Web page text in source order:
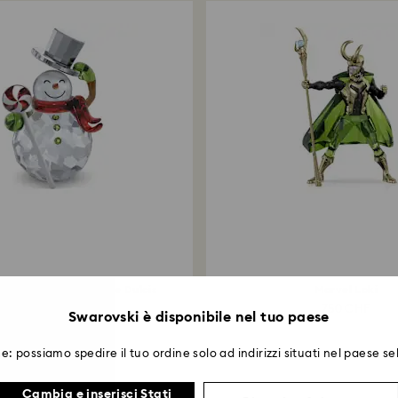
229 CHF
Swarovski è disponibile nel tuo paese
possiamo spedire il tuo ordine solo ad indirizzi situati nel paese
Cambia e inserisci Stati